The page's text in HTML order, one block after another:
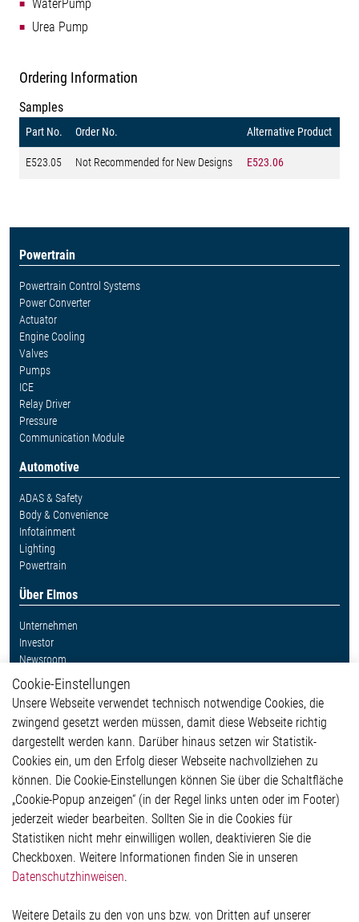
WaterPump
Urea Pump
Ordering Information
Samples
Part No. Order No. Alternative Product
E523.05 Not Recommended for New Designs E523.06
Powertrain
Powertrain Control Systems
Power Converter
Actuator
Engine Cooling
Valves
Pumps
ICE
Relay Driver
Pressure
Communication Module
Automotive
ADAS & Safety
Body & Convenience
Infotainment
Lighting
Powertrain
Über Elmos
Unternehmen
Investor
Newsroom
Weitere Links
Glossar
Kontakt
Hinweisgeberschutzsystem
Impressum
Datenschutzerklärung
Cookie-Popup anzeigen
Cookie-Einstellungen
Unsere Webseite verwendet technisch notwendige Cookies, die
zwingend gesetzt werden müssen, damit diese Webseite richtig
dargestellt werden kann. Darüber hinaus setzen wir Statistik-
Cookies ein, um den Erfolg dieser Webseite nachvollziehen zu
können. Die Cookie-Einstellungen können Sie über die Schaltfläche
„Cookie-Popup anzeigen“ (in der Regel links unten oder im Footer)
jederzeit wieder bearbeiten. Sollten Sie in die Cookies für
Statistiken nicht mehr einwilligen wollen, deaktivieren Sie die
Checkboxen. Weitere Informationen finden Sie in unseren
Datenschutzhinweisen.
Weitere Details zu den von uns bzw. von Dritten auf unserer